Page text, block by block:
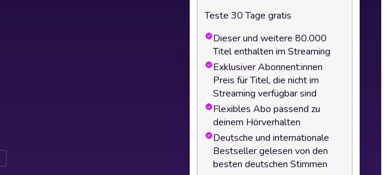
Teste 30 Tage gratis
Dieser und weitere 80.000
Titel enthalten im Streaming
Exklusiver Abonnent:innen
Preis für Titel, die nicht im
Streaming verfügbar sind
Flexibles Abo passend zu
deinem Hörverhalten
Deutsche und internationale
Bestseller gelesen von den
besten deutschen Stimmen